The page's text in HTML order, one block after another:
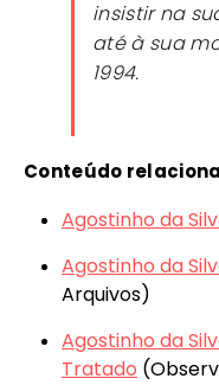
insistir na
até à sua
1994.
Conteúdo
Agostinho da
Agostinho da
Arquivos)
Agostinho da
Tratado